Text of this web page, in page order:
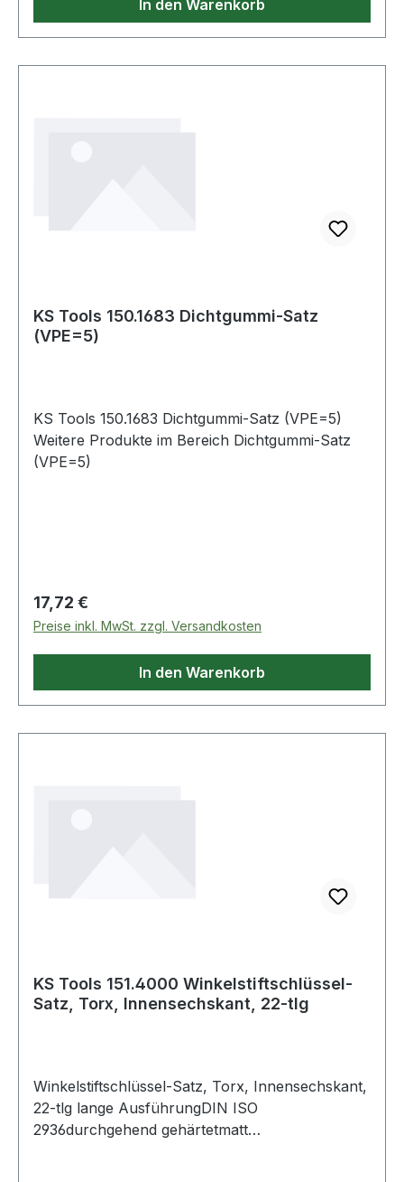
In den Warenkorb
KS Tools 150.1683 Dichtgummi-Satz
(VPE=5)
KS Tools 150.1683 Dichtgummi-Satz (VPE=5)
Weitere Produkte im Bereich Dichtgummi-Satz
(VPE=5)
Regulärer Preis:
17,72 €
Preise inkl. MwSt. zzgl. Versandkosten
In den Warenkorb
KS Tools 151.4000 Winkelstiftschlüssel-
Satz, Torx, Innensechskant, 22-tlg
Winkelstiftschlüssel-Satz, Torx, Innensechskant,
22-tlg lange AusführungDIN ISO
2936durchgehend gehärtetmatt